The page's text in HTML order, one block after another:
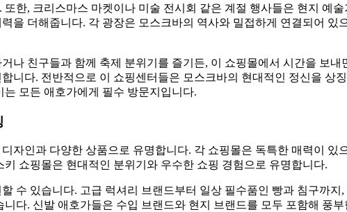
한, 크리스마스 마켓이나 미술 전시회 같은 계절 행사들은 현지 예술
을 더해줍니다. 각 광장은 모스크바의 역사와 밀접하게 연결되어 있
나 친구들과 함께 축제 분위기를 즐기든, 이 쇼핑몰에서 시간을 보내
니다. 전반적으로 이 쇼핑센터들은 모스크바의 현대적인 정신을 상
모든 애호가에게 필수 방문지입니다.
자인과 다양한 상품으로 유명합니다. 각 쇼핑몰은 독특한 매력이 있
쇼핑몰은 현대적인 분위기와 우수한 쇼핑 경험으로 유명합니다.
수 있습니다. 고급 럭셔리 브랜드부터 일상 필수품인 빵과 침구까지,
다. 신발 애호가들은 수입 브랜드와 현지 브랜드를 모두 포함해 풍부